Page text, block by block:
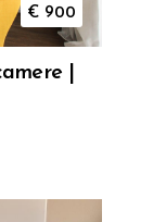
€ 900
|